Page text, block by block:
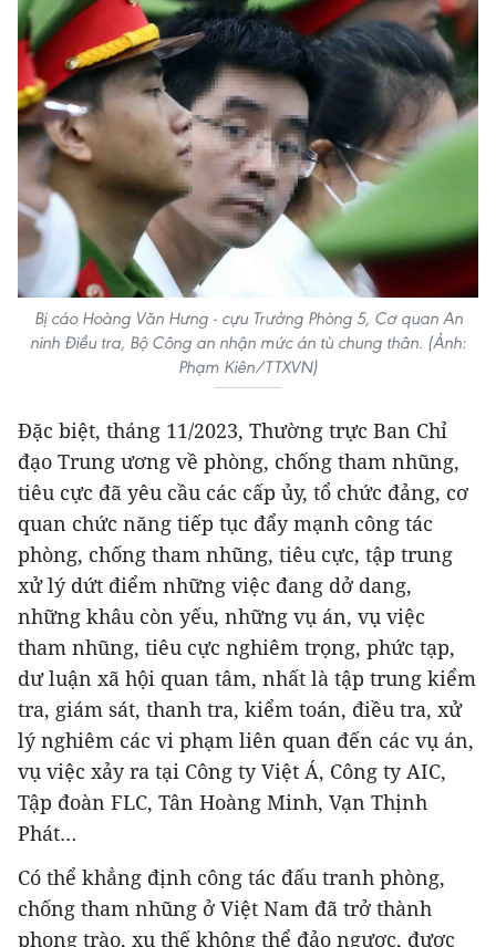
Bị cáo Hoàng Văn Hưng - cựu Trưởng Phòng 5, Cơ quan An
ninh Điều tra, Bộ Công an nhận mức án tù chung thân. (Ảnh:
Phạm Kiên/TTXVN)
Đặc biệt, tháng 11/2023, Thường trực Ban Chỉ
đạo Trung ương về phòng, chống tham nhũng,
tiêu cực đã yêu cầu các cấp ủy, tổ chức đảng, cơ
quan chức năng tiếp tục đẩy mạnh công tác
phòng, chống tham nhũng, tiêu cực, tập trung
xử lý dứt điểm những việc đang dở dang,
những khâu còn yếu, những vụ án, vụ việc
tham nhũng, tiêu cực nghiêm trọng, phức tạp,
dư luận xã hội quan tâm, nhất là tập trung kiểm
tra, giám sát, thanh tra, kiểm toán, điều tra, xử
lý nghiêm các vi phạm liên quan đến các vụ án,
vụ việc xảy ra tại Công ty Việt Á, Công ty AIC,
Tập đoàn FLC, Tân Hoàng Minh, Vạn Thịnh
Phát…
Có thể khẳng định công tác đấu tranh phòng,
chống tham nhũng ở Việt Nam đã trở thành
phong trào, xu thế không thể đảo ngược, được